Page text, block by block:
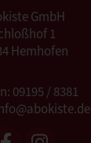
GmbH
1
Hemhofen
09195 / 8381